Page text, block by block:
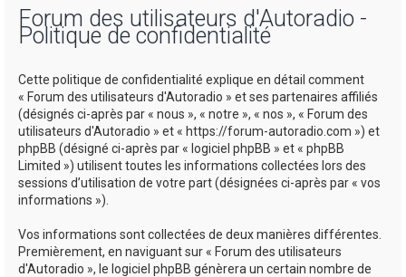
Forum des utilisateurs d'Autoradio -
Politique de confidentialité
Cette politique de confidentialité explique en détail comment
« Forum des utilisateurs d'Autoradio » et ses partenaires affiliés
(désignés ci-après par « nous », « notre », « nos », « Forum des
utilisateurs d'Autoradio » et « https://forum-autoradio.com ») et
phpBB (désigné ci-après par « logiciel phpBB » et « phpBB
Limited ») utilisent toutes les informations collectées lors des
sessions d’utilisation de votre part (désignées ci-après par « vos
informations »).
Vos informations sont collectées de deux manières différentes.
Premièrement, en naviguant sur « Forum des utilisateurs
d'Autoradio », le logiciel phpBB génèrera un certain nombre de